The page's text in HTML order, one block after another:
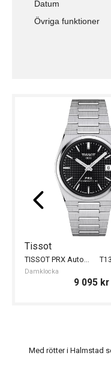
Datum
Övriga funktioner
Tissot
Damklocka
TISSOT PRX Automatic 35mm
9 095 kr
Med rötter i Halmstad